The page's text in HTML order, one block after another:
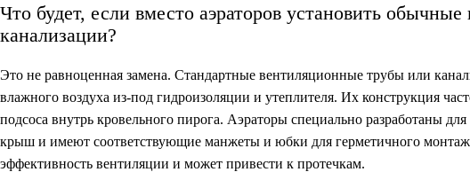
Что будет, если вместо аэраторов установить
канализации?
Это не равноценная замена. Стандартные вентиляционные трубы или
влажного воздуха из-под гидроизоляции и утеплителя. Их конструкция
подсоса внутрь кровельного пирога. Аэраторы специально разработаны
крыш и имеют соответствующие манжеты и юбки для герметичного
эффективность вентиляции и может привести к протечкам.